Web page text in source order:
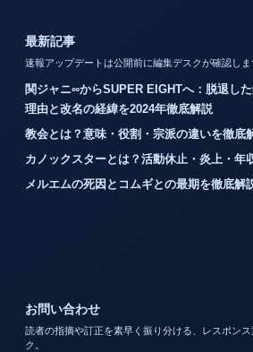
最新記事
速報アップデートは公開前に編集デスクが確認しま
関ジャニ∞からSUPER EIGHTへ：脱退し
理由と改名の経緯を2024年徹底解説
教会とは？意味・役割・宗派の違いを徹底
カノックスターとは？活動休止・炎上・年
メルエムの死因とコムギとの最期を徹底解
お問い合わせ
読者の指摘や訂正を素早く振り分ける、レスポン
ク。